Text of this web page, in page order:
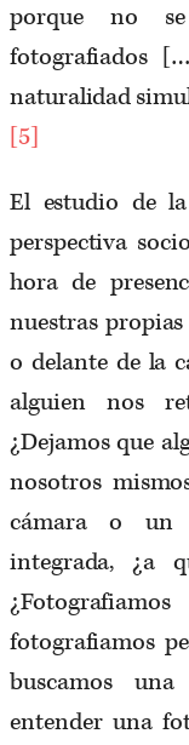
porque no
fotografiados
naturalidad
[5]
El estudio de
perspectiva
hora de
nuestras
o delante de la
alguien nos
¿Dejamos que
nosotros
cámara o un
integrada, ¿a
fotografiamos
buscamos
entender una